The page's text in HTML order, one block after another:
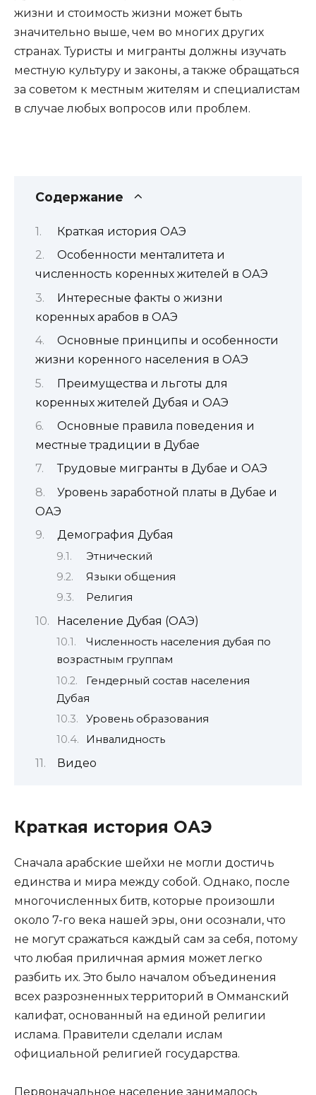
жизни и стоимость жизни может быть
значительно выше, чем во многих других
странах. Туристы и мигранты должны изучать
местную культуру и законы, а также обращаться
за советом к местным жителям и специалистам
в случае любых вопросов или проблем.
Содержание
Краткая история ОАЭ
Особенности менталитета и
численность коренных жителей в ОАЭ
Интересные факты о жизни
коренных арабов в ОАЭ
Основные принципы и особенности
жизни коренного населения в ОАЭ
Преимущества и льготы для
коренных жителей Дубая и ОАЭ
Основные правила поведения и
местные традиции в Дубае
Трудовые мигранты в Дубае и ОАЭ
Уровень заработной платы в Дубае и
ОАЭ
Демография Дубая
Этнический
Языки общения
Религия
Население Дубая (ОАЭ)
Численность населения дубая по
возрастным группам
Гендерный состав населения
Дубая
Уровень образования
Инвалидность
Видео
Краткая история ОАЭ
Сначала арабские шейхи не могли достичь
единства и мира между собой. Однако, после
многочисленных битв, которые произошли
около 7-го века нашей эры, они осознали, что
не могут сражаться каждый сам за себя, потому
что любая приличная армия может легко
разбить их. Это было началом объединения
всех разрозненных территорий в Омманский
калифат, основанный на единой религии
ислама. Правители сделали ислам
официальной религией государства.
Первоначальное население занималось